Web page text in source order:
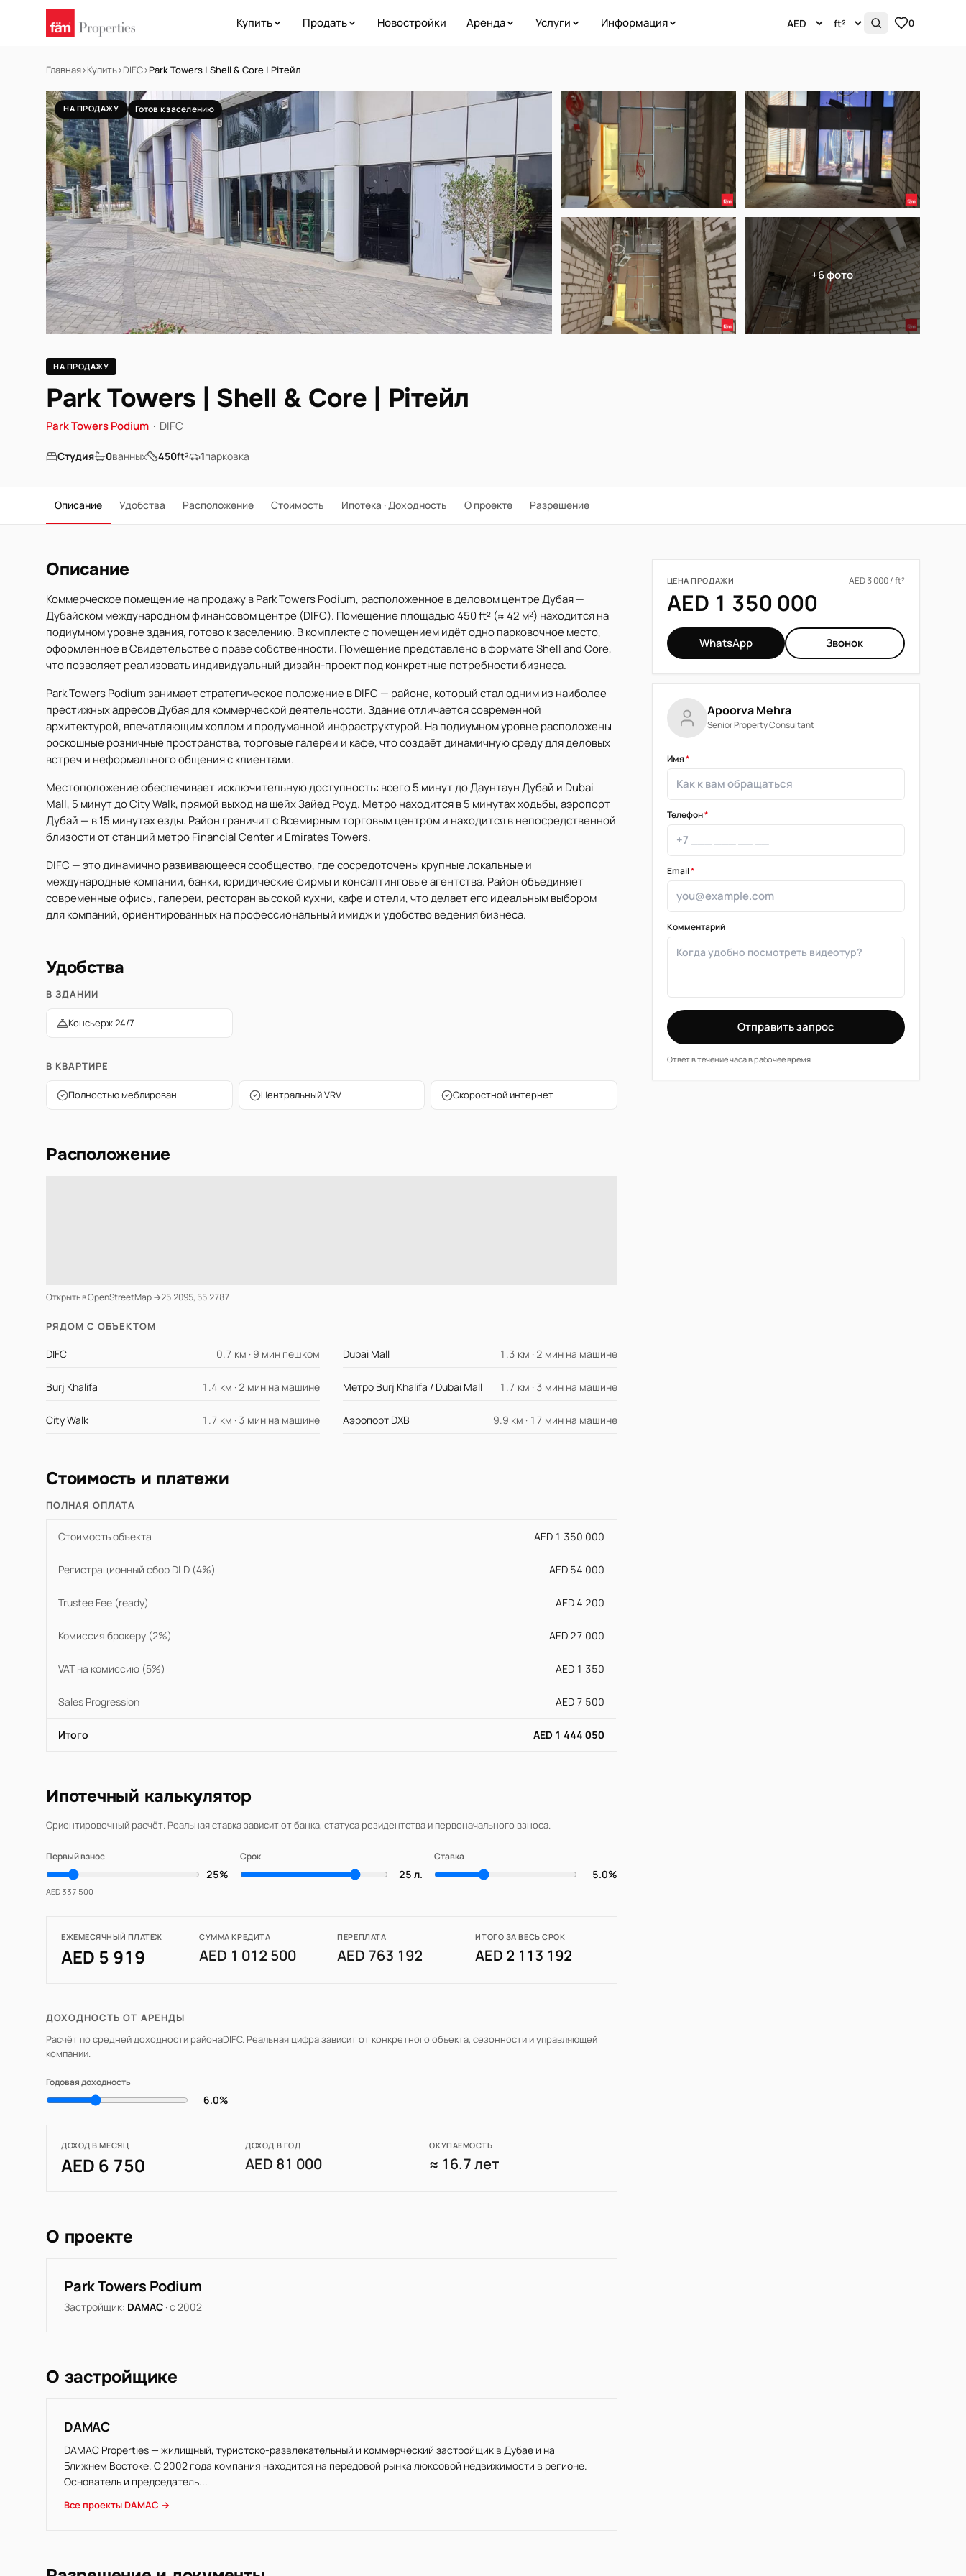
Купить Продать Новостройки Аренда Услуги Информация 0
Главная›Купить›DIFC›Park Towers | Shell & Core | Рітейл
НА ПРОДАЖУ Готов к заселению
+6 фото
НА ПРОДАЖУ
Park Towers | Shell & Core | Рітейл
Park Towers Podium · DIFC
Студия 0ванных 450ft² 1парковка
Описание Удобства Расположение Стоимость Ипотека · Доходность О проекте Разрешение
Описание
Коммерческое помещение на продажу в Park Towers Podium, расположенное в деловом центре Дубая —
Дубайском международном финансовом центре (DIFC). Помещение площадью 450 ft² (≈ 42 м²) находится на
подиумном уровне здания, готово к заселению. В комплекте с помещением идёт одно парковочное место,
оформленное в Свидетельстве о праве собственности. Помещение представлено в формате Shell and Core,
что позволяет реализовать индивидуальный дизайн-проект под конкретные потребности бизнеса.
Park Towers Podium занимает стратегическое положение в DIFC — районе, который стал одним из наиболее
престижных адресов Дубая для коммерческой деятельности. Здание отличается современной
архитектурой, впечатляющим холлом и продуманной инфраструктурой. На подиумном уровне расположены
роскошные розничные пространства, торговые галереи и кафе, что создаёт динамичную среду для деловых
встреч и неформального общения с клиентами.
Местоположение обеспечивает исключительную доступность: всего 5 минут до Даунтаун Дубай и Dubai
Mall, 5 минут до City Walk, прямой выход на шейх Зайед Роуд. Метро находится в 5 минутах ходьбы, аэропорт
Дубай — в 15 минутах езды. Район граничит с Всемирным торговым центром и находится в непосредственной
близости от станций метро Financial Center и Emirates Towers.
DIFC — это динамично развивающееся сообщество, где сосредоточены крупные локальные и
международные компании, банки, юридические фирмы и консалтинговые агентства. Район объединяет
современные офисы, галереи, ресторан высокой кухни, кафе и отели, что делает его идеальным выбором
для компаний, ориентированных на профессиональный имидж и удобство ведения бизнеса.
Удобства
В ЗДАНИИ
Консьерж 24/7
В КВАРТИРЕ
Полностью меблирован Центральный VRV Скоростной интернет
Расположение
Открыть в OpenStreetMap →25.2095, 55.2787
РЯДОМ С ОБЪЕКТОМ
DIFC 0.7 км · 9 мин пешком Dubai Mall 1.3 км · 2 мин на машине
Burj Khalifa 1.4 км · 2 мин на машине Метро Burj Khalifa / Dubai Mall 1.7 км · 3 мин на машине
City Walk 1.7 км · 3 мин на машине Аэропорт DXB 9.9 км · 17 мин на машине
Стоимость и платежи
ПОЛНАЯ ОПЛАТА
Стоимость объекта AED 1 350 000
Регистрационный сбор DLD (4%) AED 54 000
Trustee Fee (ready) AED 4 200
Комиссия брокеру (2%) AED 27 000
VAT на комиссию (5%) AED 1 350
Sales Progression AED 7 500
Итого AED 1 444 050
Ипотечный калькулятор
Ориентировочный расчёт. Реальная ставка зависит от банка, статуса резидентства и первоначального взноса.
Первый взнос
25%
AED 337 500
Срок
25 л.
Ставка
5.0%
ЕЖЕМЕСЯЧНЫЙ ПЛАТЁЖ
AED 5 919
СУММА КРЕДИТА
AED 1 012 500
ПЕРЕПЛАТА
AED 763 192
ИТОГО ЗА ВЕСЬ СРОК
AED 2 113 192
ДОХОДНОСТЬ ОТ АРЕНДЫ
Расчёт по средней доходности районаDIFC. Реальная цифра зависит от конкретного объекта, сезонности и управляющей
компании.
Годовая доходность
6.0%
ДОХОД В МЕСЯЦ
AED 6 750
ДОХОД В ГОД
AED 81 000
ОКУПАЕМОСТЬ
≈ 16.7 лет
О проекте
Park Towers Podium
Застройщик: DAMAC · с 2002
О застройщике
DAMAC
DAMAC Properties — жилищный, туристско-развлекательный и коммерческий застройщик в Дубае и на
Ближнем Востоке. С 2002 года компания находится на передовой рынка люксовой недвижимости в регионе.
Основатель и председатель...
Все проекты DAMAC →
ЦЕНА ПРОДАЖИ AED 3 000 / ft²
AED 1 350 000
WhatsApp Звонок
Apoorva Mehra
Senior Property Consultant
Имя*
Телефон*
Email*
Комментарий
Отправить запрос
Ответ в течение часа в рабочее время.